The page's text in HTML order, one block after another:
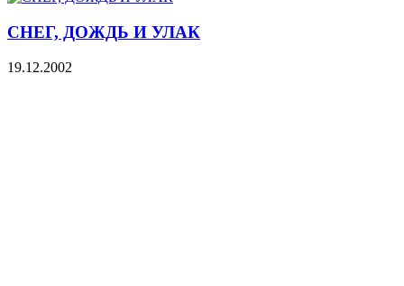
СНЕГ, ДОЖДЬ И УЛАК
19.12.2002